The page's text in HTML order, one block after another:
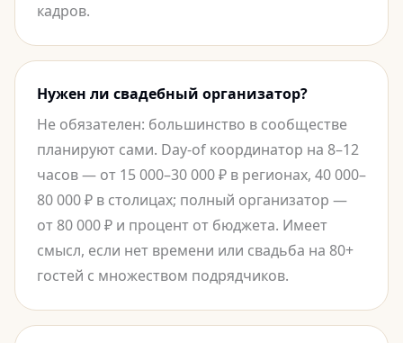
кадров.
Нужен ли свадебный организатор?
Не обязателен: большинство в сообществе
планируют сами. Day-of координатор на 8–12
часов — от 15 000–30 000 ₽ в регионах, 40 000–
80 000 ₽ в столицах; полный организатор —
от 80 000 ₽ и процент от бюджета. Имеет
смысл, если нет времени или свадьба на 80+
гостей с множеством подрядчиков.